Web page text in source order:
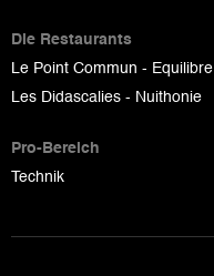
Die Restaurants
Le Point Commun - Equilibre
Les Didascalies - Nuithonie
Pro-Bereich
Technik